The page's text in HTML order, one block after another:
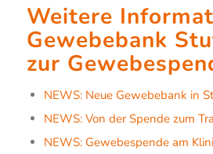
Weitere
Gewebebank
zur
NEWS: Neue Gewebebank in
NEWS: Von der Spende zum
NEWS: Gewebespende am